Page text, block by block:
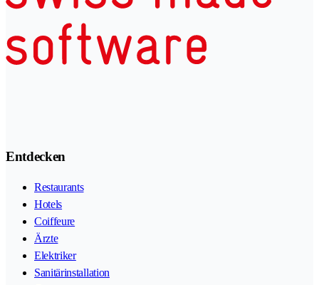
Entdecken
Restaurants
Hotels
Coiffeure
Ärzte
Elektriker
Sanitärinstallation